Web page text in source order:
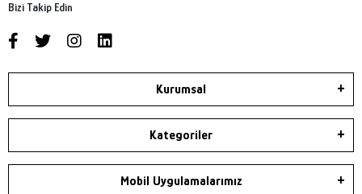
Bizi Takip Edin
Kurumsal
Kategoriler
Mobil Uygulamalarımız